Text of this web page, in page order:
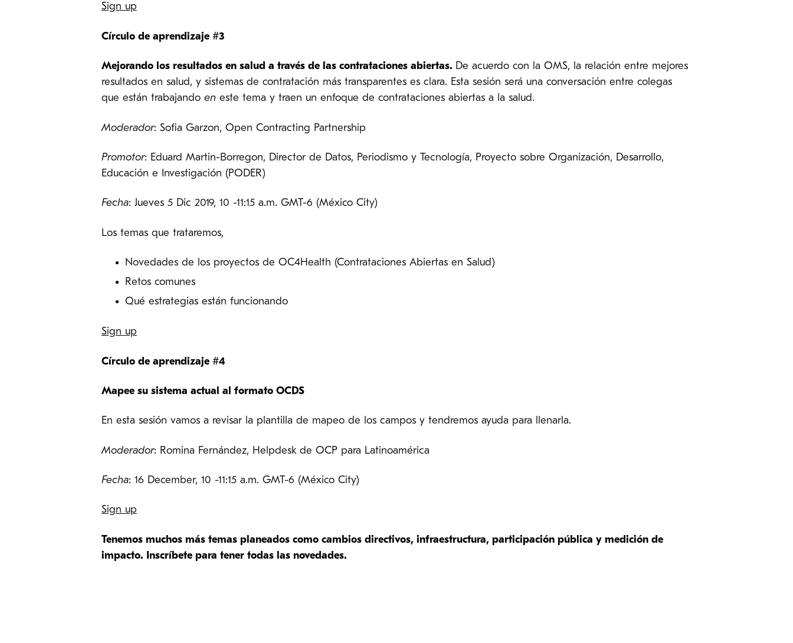
Sign up
Círculo de aprendizaje #3
Mejorando los resultados en salud a través de las contrataciones abiertas. De acuerdo con la OMS, la relación entre mejores
resultados en salud, y sistemas de contratación más transparentes es clara. Esta sesión será una conversación entre colegas
que están trabajando en este tema y traen un enfoque de contrataciones abiertas a la salud.
Moderador: Sofia Garzon, Open Contracting Partnership
Promotor: Eduard Martin-Borregon, Director de Datos, Periodismo y Tecnología, Proyecto sobre Organización, Desarrollo,
Educación e Investigación (PODER)
Fecha: Jueves 5 Dic 2019, 10 -11:15 a.m. GMT-6 (México City)
Los temas que trataremos,
Novedades de los proyectos de OC4Health (Contrataciones Abiertas en Salud)
Retos comunes
Qué estrategias están funcionando
Sign up
Círculo de aprendizaje #4
Mapee su sistema actual al formato OCDS
En esta sesión vamos a revisar la plantilla de mapeo de los campos y tendremos ayuda para llenarla.
Moderador: Romina Fernández, Helpdesk de OCP para Latinoamérica
Fecha: 16 December, 10 -11:15 a.m. GMT-6 (México City)
Sign up
Tenemos muchos más temas planeados como cambios directivos, infraestructura, participación pública y medición de
impacto. Inscríbete para tener todas las novedades.